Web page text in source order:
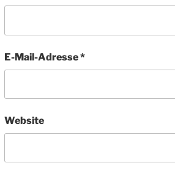
E-Mail-Adresse*
Website